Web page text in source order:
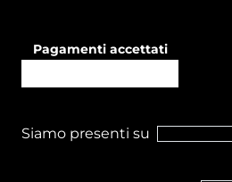
Pagamenti accettati
Siamo presenti su